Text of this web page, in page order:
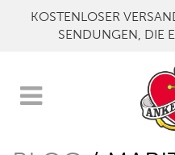
KOSTENLOSER
SENDUNGEN, DIE